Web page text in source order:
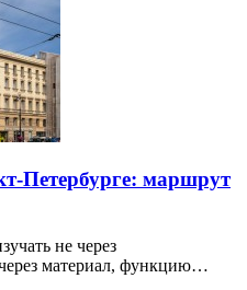
Петербурге: маршрут
не через
материал, функцию…